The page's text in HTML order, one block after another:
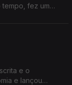
tempo, fez um
e o
e lançou